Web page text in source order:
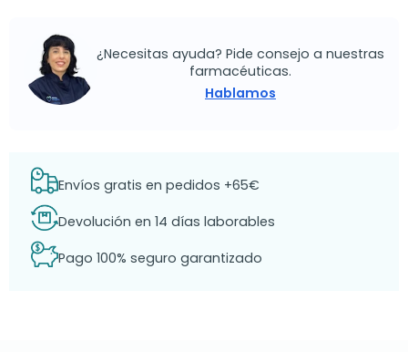
¿Necesitas ayuda? Pide consejo a nuestras
farmacéuticas.
Hablamos
Envíos gratis en pedidos +65€
Devolución en 14 días laborables
Pago 100% seguro garantizado